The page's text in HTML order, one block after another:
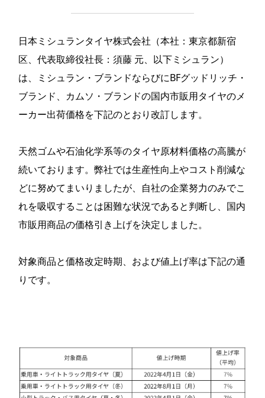
日本ミシュランタイヤ株式会社（本社：東京都新宿
区、代表取締役社長：須藤 元、以下ミシュラン）
は、ミシュラン・ブランドならびにBFグッドリッチ・
ブランド、カムソ・ブランドの国内市販用タイヤのメ
ーカー出荷価格を下記のとおり改訂します。
天然ゴムや石油化学系等のタイヤ原材料価格の高騰が
続いております。弊社では生産性向上やコスト削減な
どに努めてまいりましたが、自社の企業努力のみでこ
れを吸収することは困難な状況であると判断し、国内
市販用商品の価格引き上げを決定しました。
対象商品と価格改定時期、および値上げ率は下記の通
りです。